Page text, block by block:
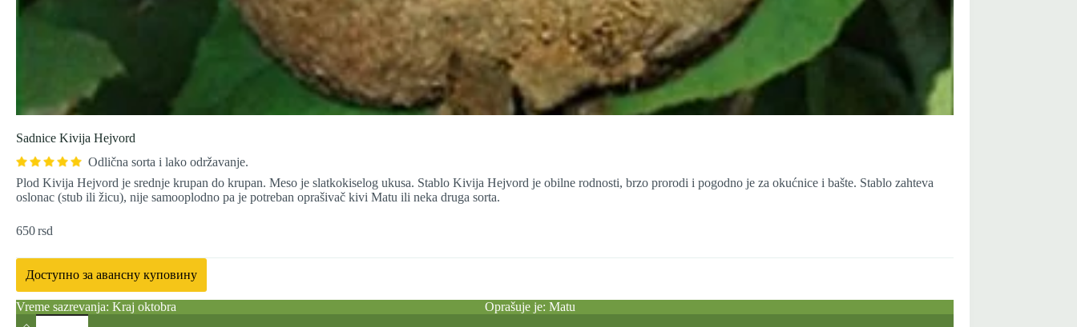
Sadnice Kivija Hejvord
Odlična sorta i lako održavanje.
Plod Kivija Hejvord je srednje krupan do krupan. Meso je slatkokiselog ukusa. Stablo Kivija Hejvord je obilne rodnosti, brzo prorodi i pogodno je za okućnice i bašte. Stablo zahteva
oslonac (stub ili žicu), nije samooplodno pa je potreban oprašivač kivi Matu ili neka druga sorta.
650rsd
Доступно за авансну куповину
Vreme sazrevanja: Kraj oktobra Oprašuje je: Matu
Sadnice